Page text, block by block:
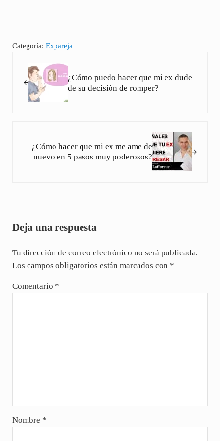
Categoría: Expareja
¿Cómo puedo hacer que mi ex dude
de su decisión de romper?
¿Cómo hacer que mi ex me ame de
nuevo en 5 pasos muy poderosos?
Deja una respuesta
Tu dirección de correo electrónico no será publicada.
Los campos obligatorios están marcados con *
Comentario *
Nombre *